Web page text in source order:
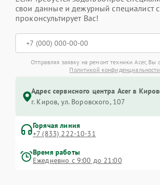
свои данные и дежурный специалист
проконсультирует Вас!
Отправляя заявку на ремонт техники Acer, Вы
Политикой конфиденциальности
Адрес сервисного центра Acer в
г. Киров, ул. Воровского, 107
Горячая линия
+7 (833) 222-10-31
Время работы
Ежедневно с 9:00 до 21:00